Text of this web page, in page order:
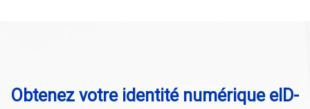
Obtenez votre identité numérique eID-